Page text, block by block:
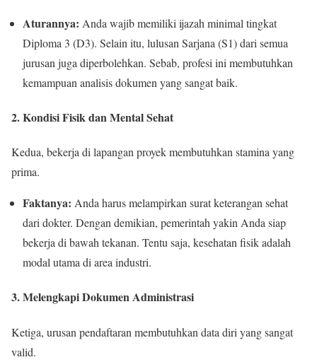
Aturannya: Anda wajib memiliki ijazah minimal tingkat
Diploma 3 (D3). Selain itu, lulusan Sarjana (S1) dari semua
jurusan juga diperbolehkan. Sebab, profesi ini membutuhkan
kemampuan analisis dokumen yang sangat baik.
2. Kondisi Fisik dan Mental Sehat
Kedua, bekerja di lapangan proyek membutuhkan stamina yang
prima.
Faktanya: Anda harus melampirkan surat keterangan sehat
dari dokter. Dengan demikian, pemerintah yakin Anda siap
bekerja di bawah tekanan. Tentu saja, kesehatan fisik adalah
modal utama di area industri.
3. Melengkapi Dokumen Administrasi
Ketiga, urusan pendaftaran membutuhkan data diri yang sangat
valid.